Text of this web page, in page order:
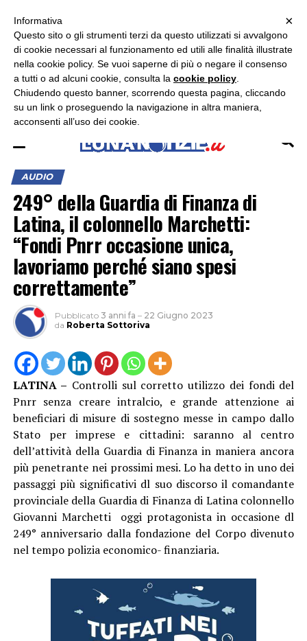
ASCOLTA RADIO LUNA
AUDIO
249° della Guardia di Finanza di
Latina, il colonnello Marchetti:
“Fondi Pnrr occasione unica,
lavoriamo perché siano spesi
correttamente”
Pubblicato 3 anni fa – 22 Giugno 2023
da Roberta Sottoriva
LATINA – Controlli sul corretto utilizzo dei fondi del
Pnrr senza creare intralcio, e grande attenzione ai
beneficiari di misure di sostegno messe in campo dallo
Stato per imprese e cittadini: saranno al centro
dell’attività della Guardia di Finanza in maniera ancora
più penetrante nei prossimi mesi. Lo ha detto in uno dei
passaggi più significativi dl suo discorso il comandante
provinciale della Guardia di Finanza di Latina colonnello
Giovanni Marchetti oggi protagonista in occasione dl
249° anniversario dalla fondazione del Corpo divenuto
nel tempo polizia economico- finanziaria.
×
×
Informativa
Questo sito o gli strumenti terzi da questo utilizzati si avvalgono
di cookie necessari al funzionamento ed utili alle finalità illustrate
nella cookie policy. Se vuoi saperne di più o negare il consenso
a tutti o ad alcuni cookie, consulta la cookie policy
Chiudendo questo banner, scorrendo questa pagina, cliccando
su un link o proseguendo la navigazione in altra maniera,
acconsenti all’uso dei cookie.